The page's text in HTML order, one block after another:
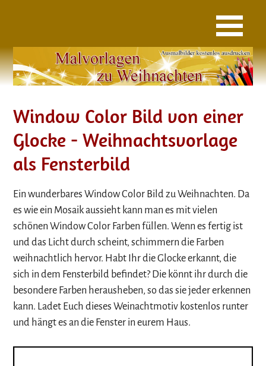
Window Color Bild von einer
Glocke - Weihnachtsvorlage
als Fensterbild
Ein wunderbares Window Color Bild zu Weihnachten. Da
es wie ein Mosaik aussieht kann man es mit vielen
schönen Window Color Farben füllen. Wenn es fertig ist
und das Licht durch scheint, schimmern die Farben
weihnachtlich hervor. Habt Ihr die Glocke erkannt, die
sich in dem Fensterbild befindet? Die könnt ihr durch die
besondere Farben herausheben, so das sie jeder erkennen
kann. Ladet Euch dieses Weinachtmotiv kostenlos runter
und hängt es an die Fenster in eurem Haus.